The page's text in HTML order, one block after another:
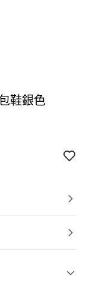
鞋銀色